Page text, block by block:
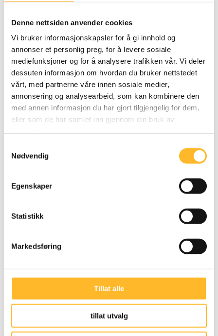
Denne nettsiden anvender cookies
Vi bruker informasjonskapsler for å gi innhold og
annonser et personlig preg, for å levere sosiale
mediefunksjoner og for å analysere trafikken vår. Vi deler
dessuten informasjon om hvordan du bruker nettstedet
vårt, med partnerne våre innen sosiale medier,
annonsering og analysearbeid, som kan kombinere den
med annen informasjon du har gjort tilgjengelig for dem,
eller som de har samlet inn gjennom din bruk av
Nødvendig
Egenskaper
Statistikk
Markedsføring
Tillat alle
tillat utvalg
Fra arbeidsliv til pensjonisttilværelse – hva
kjennetegner en slik overgang og hva er med
å avgjøre når den skal skje?
P1+ om arbeidstakere over 67 år
Hellevik på NRK om de eldste arbeidstakernes